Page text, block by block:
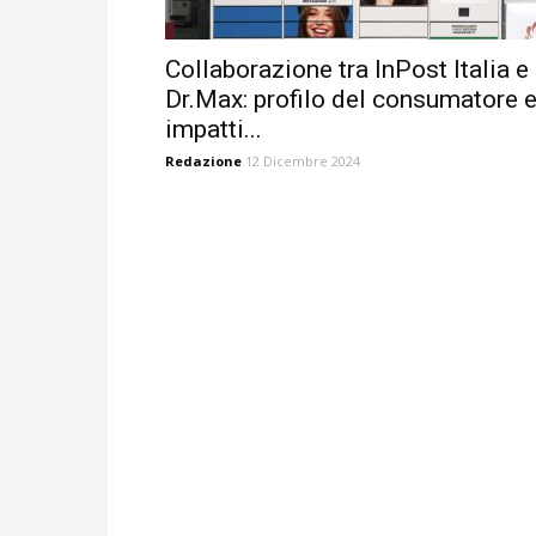
Collaborazione tra InPost Italia e
Dr.Max: profilo del consumatore e
impatti...
Redazione 12 Dicembre 2024